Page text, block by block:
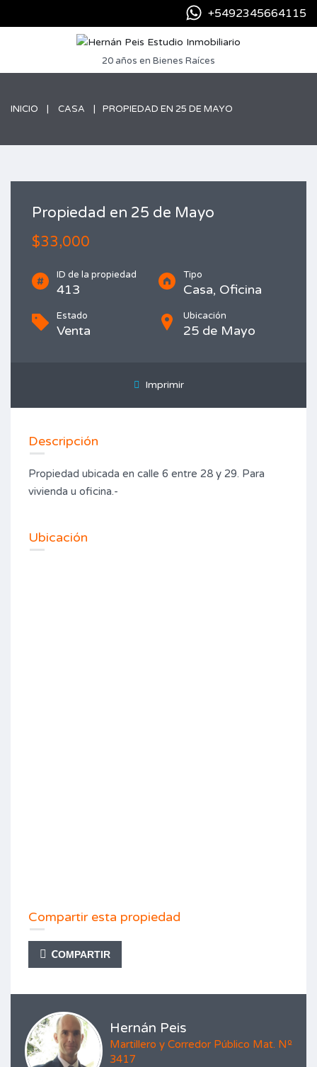
+5492345664115
20 años en Bienes Raíces
INICIO CASA PROPIEDAD EN 25 DE MAYO
Propiedad en 25 de Mayo
$33,000
ID de la propiedad
413
Tipo
Casa, Oficina
Estado
Venta
Ubicación
25 de Mayo
Imprimir
Descripción
Propiedad ubicada en calle 6 entre 28 y 29. Para
vivienda u oficina.-
Ubicación
Compartir esta propiedad
COMPARTIR
Hernán Peis
Martillero y Corredor Público Mat. Nº
3417